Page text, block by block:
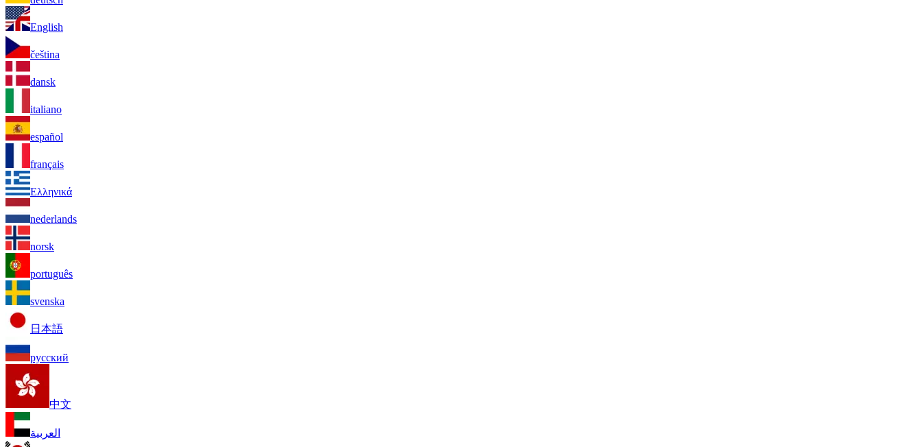
English
čeština
dansk
italiano
español
français
Ελληνικά
nederlands
norsk
português
svenska
日本語
русский
中文
العربية